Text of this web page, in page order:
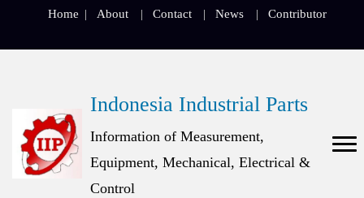
Home About Contact News Contributor
Indonesia Industrial Parts
Information of Measurement,
Equipment, Mechanical, Electrical &
Control